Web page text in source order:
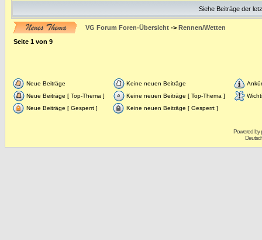
Siehe Beiträge der
VG Forum Foren-Übersicht -> Rennen/Wetten
Seite 1 von 9
Neue Beiträge Keine neuen Beiträge
Neue Beiträge [ Top-Thema ]
Keine neuen Beiträge [ Top-Thema ]
Neue Beiträge [ Gesperrt ]
Keine neuen Beiträge [ Gesperrt ]
Powered by